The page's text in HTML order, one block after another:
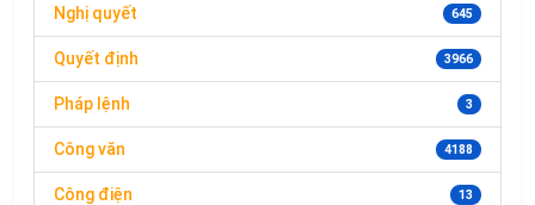
Nghị quyết 645
Quyết định 3966
Pháp lệnh 3
Công văn 4188
Công điện 13